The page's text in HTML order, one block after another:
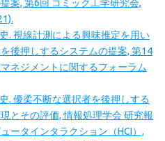
案, 第6回 コミック工学研究会,
. 視線計測による興味推定を用い
後押しするシステムの提案, 第14
ネジメントに関するフォーラム
. 優柔不断な選択者を後押しする
とその評価, 情報処理学会 研究報
ータインタラクション（HCI）,